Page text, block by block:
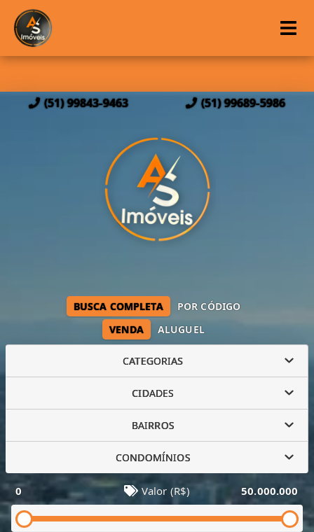
(51) 99843-9463 (51) 99689-5986
VENDA ALUGUEL
BUSCA COMPLETA POR CÓDIGO
CATEGORIAS
CIDADES
BAIRROS
CONDOMÍNIOS
0 Valor (R$) 50.000.000